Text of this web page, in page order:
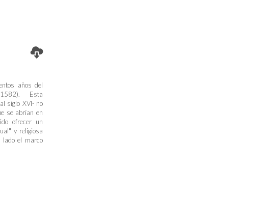
años del
1582). Esta
siglo XVI- no
se abrían en
ofrecer un
y religiosa
lado el marco